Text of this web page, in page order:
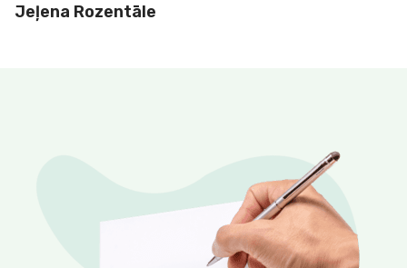
Jeļena Rozentāle